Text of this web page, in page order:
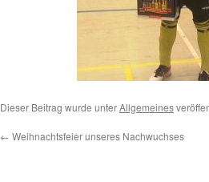
Dieser Beitrag wurde unterAllgemeines
← Weihnachtsfeier unseres Nachwuchses